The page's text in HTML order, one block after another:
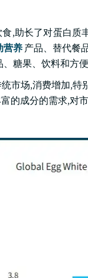
,助长了对蛋白
营养产品、替代餐
糖果、饮料和方
市场,消费增加,
的成分的需求,对